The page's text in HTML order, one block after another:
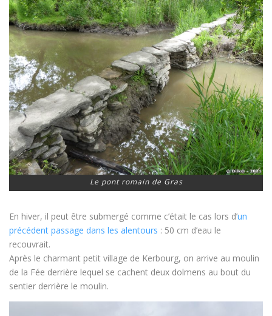
Le pont romain de Gras
En hiver, il peut être submergé comme c’était le cas lors d’un
précédent passage dans les alentours : 50 cm d’eau le
recouvrait.
Après le charmant petit village de Kerbourg, on arrive au moulin
de la Fée derrière lequel se cachent deux dolmens au bout du
sentier derrière le moulin.